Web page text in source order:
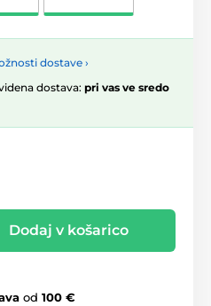
dostave ›
dostava: pri vas ve sredo
Dodaj v košarico
od 100 €